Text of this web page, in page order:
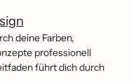
deine Farben,
professionell
führt dich durch